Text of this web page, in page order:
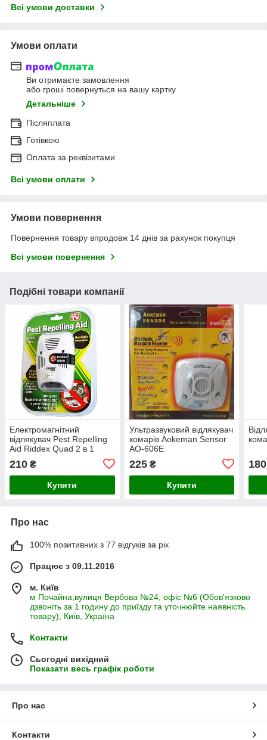
Всі умови доставки
Умови оплати
Ви отримаєте замовлення
або гроші повернуться на вашу картку
Детальніше
Післяплата
Готівкою
Оплата за реквізитами
Всі умови оплати
Умови повернення
Повернення товару впродовж 14 днів за рахунок покупця
Всі умови повернення
Подібні товари компанії
Електромагнітний
відлякувач Pest Repelling
Aid Riddex Quad 2 в 1
210 ₴
Купити
Ультразвуковий відлякувач
комарів Aokeman Sensor
AO-606E
225₴
Купити
180
Про нас
100% позитивних з 77 відгуків за рік
Працює з 09.11.2016
м. Київ
м Почайна,вулиця Вербова №24, офіс №6 (Обов'язково
дзвоніть за 1 годину до приїзду та уточнюйте наявність
товару), Київ, Україна
Контакти
Сьогодні вихідний
Показати весь графік роботи
Про нас
Контакти